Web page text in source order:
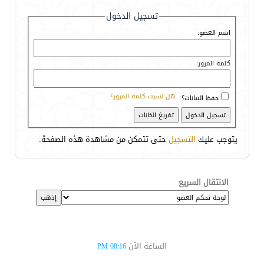
تسجيل الدخول
اسم العضو:
كلمة المرور:
هل نسيت كلمة المرور؟ حفظ البيانات؟
يتوجب عليك التسجيل حتى تتمكن من مشاهدة هذه الصفحة.
الانتقال السريع
الساعة الآن 08:16 PM